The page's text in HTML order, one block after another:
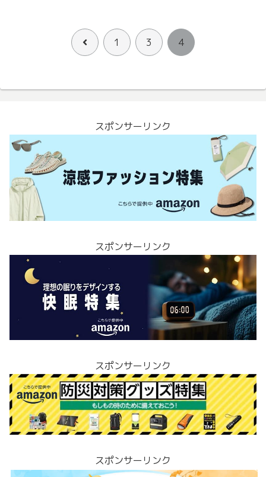
前
1 3 4
スポンサーリンク
スポンサーリンク
スポンサーリンク
スポンサーリンク